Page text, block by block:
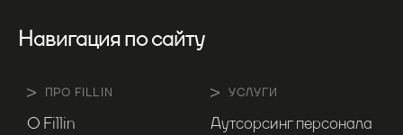
Навигация по сайту
ПРО FILLIN
О Fillin
УСЛУГИ
Аутсорсинг персонала